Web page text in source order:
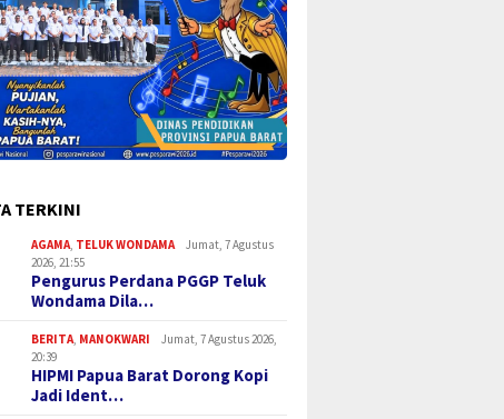
TERKINI
AGAMA TELUK WONDAMA
Jumat, 7 Agustus
2026, 21:55
Pengurus Perdana PGGP Teluk
Wondama Dila…
BERITA MANOKWARI
Jumat, 7 Agustus 2026,
20:39
HIPMI Papua Barat Dorong Kopi
Jadi Ident…